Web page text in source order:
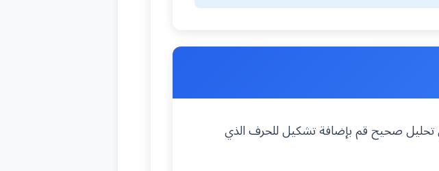
صحيح قم بإضافة تشكيل للحرف الذي